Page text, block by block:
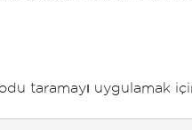
taramayı uygulamak